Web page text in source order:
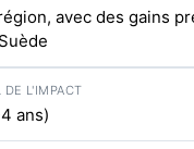
avec des gains
ans)